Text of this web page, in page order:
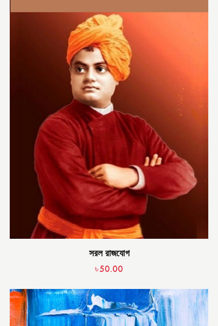
সরল রাজযোগ
৳50.00